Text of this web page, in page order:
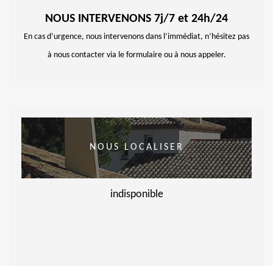
NOUS INTERVENONS 7j/7 et 24h/24
En cas d’urgence, nous intervenons dans l’immédiat, n’hésitez pas
à nous contacter via le formulaire ou à nous appeler.
NOUS LOCALISER
indisponible